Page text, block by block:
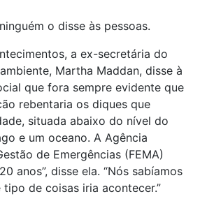
o disse às pessoas.
a ex-secretária do
Martha Maddan, disse à
que fora sempre evidente que
rebentaria os diques que
situada abaixo do nível do
e um oceano. A Agência
de Emergências (FEMA)
anos”, disse ela. “Nós sabíamos
de coisas iria acontecer.”